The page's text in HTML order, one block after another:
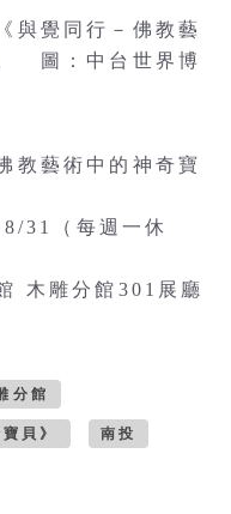
與覺同行－佛教藝
圖：中台世界博
教藝術中的神奇寶
31（每週一休
木雕分館301展廳
分館
貝》 南投